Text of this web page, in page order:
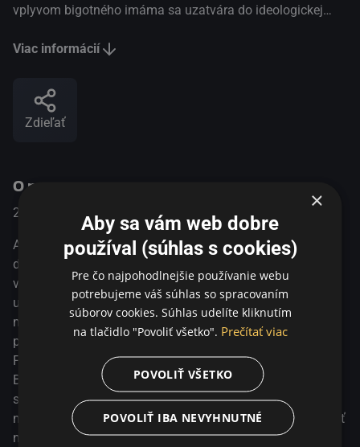
vplyvom bigotného imáma sa uzatvára do ideologickej
mení na sled odmietania a nenávisti, ktoré si projektuje
Fanatická viera dovedie Ahmeda až ku krajnému činu.
Bratia Dardennovci, majstri sociálneho realizmu, vo
svojom novom filme skúmajú, ako hlboko pod nánosom
alebo prvá láska.
Viac informácií
Zdieľať
O programe
2019 Francúzko / Belgicko Dráma
Ahmed je trinásťročný chlapec, ktorý navonok pôsobí ako
dokonalý stroj ovládaný doktrínou čistého islamu. Pod
vplyvom bigotného imáma sa uzatvára do ideologickej
ulity. Život v liberálnej belgickej spoločnosti sa pre neho
mení na sled odmietania a nenávisti, ktoré si projektuje
predovšetkým do osoby priateľskej a otvorenej učiteľky.
Fanatická viera dovedie Ahmeda až ku krajnému činu.
Bratia Dardennovci, majstri sociálneho realizmu, vo
svojom novom filme skúmajú, ako hlboko pod nánosom
náboženskej doktríny sa ukrýva ľudskosť a čo môže zvrátiť
náboženský fanatizmus – výchova, sociálna otvorenosť
×
Aby sa vám web dobre
používal (súhlas s cookies)
Pre čo najpohodlnejšie používanie webu
potrebujeme váš súhlas so spracovaním
súborov cookies. Súhlas udelíte kliknutím
na tlačidlo "Povoliť všetko". Prečítať viac
POVOLIŤ VŠETKO
POVOLIŤ IBA NEVYHNUTNÉ